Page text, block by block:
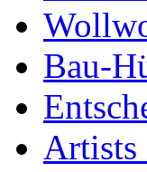
Bau-
Artists